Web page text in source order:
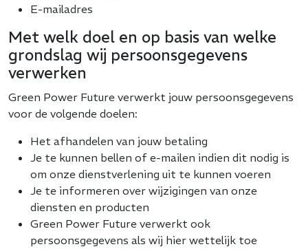
E-mailadres
Met welk doel en op basis van welke
grondslag wij persoonsgegevens
verwerken
Green Power Future verwerkt jouw persoonsgegevens
voor de volgende doelen:
Het afhandelen van jouw betaling
Je te kunnen bellen of e-mailen indien dit nodig is
om onze dienstverlening uit te kunnen voeren
Je te informeren over wijzigingen van onze
diensten en producten
Green Power Future verwerkt ook
persoonsgegevens als wij hier wettelijk toe